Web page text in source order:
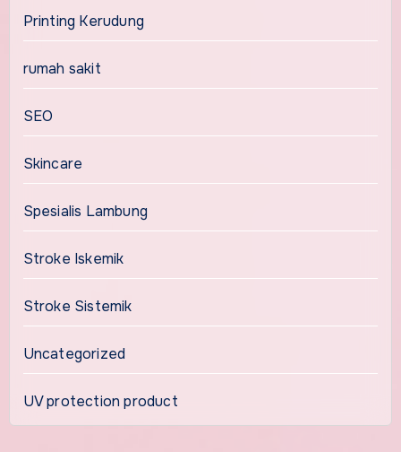
Printing Kerudung
rumah sakit
SEO
Skincare
Spesialis Lambung
Stroke Iskemik
Stroke Sistemik
Uncategorized
UV protection product